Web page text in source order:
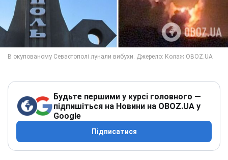
Будьте першими у курсі головного —
підпишіться на Новини на OBOZ.UA у
Google
Підписатися